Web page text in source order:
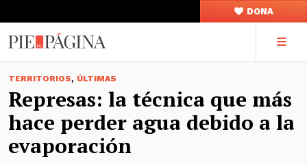
DONA
TERRITORIOS, ÚLTIMAS
Represas: la técnica que más
hace perder agua debido a la
evaporación